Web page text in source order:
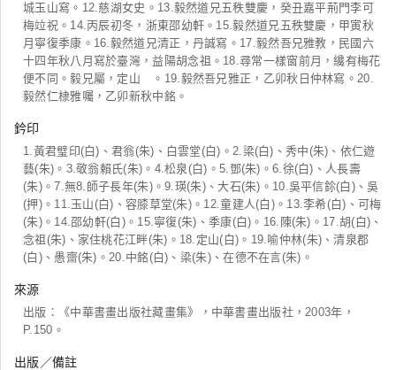
城玉山寫。12.慈湖女史。13.毅然道兄五秩雙慶，癸丑嘉平荊門李可
梅竝祝。14.丙辰初冬，浙東邵幼軒。15.毅然道兄五秩雙慶，甲寅秋
月寧復季康。16.毅然道兄清正，丹誠寫。17.毅然吾兄雅教，民國六
十四年秋八月寫於臺灣，益陽胡念祖。18.尋常一樣窗前月，纔有梅花
便不同。毅兄屬，定山 。19.毅然吾兄雅正，乙卯秋日仲林寫。20.
毅然仁棣雅囑，乙卯新秋中銘。
鈐印
1.黃君璧印(白)、君翁(朱)、白雲堂(白)。2.梁(白)、秀中(朱)、依仁遊
藝(朱)。3.敬翁賴氏(朱)。4.松泉(白)。5.鄧(朱)。6.徐(白)、人長壽
(朱)。7.無8.師子長年(朱)。9.瑛(朱)、大石(朱)。10.吳平信鉩(白)、吳
(押)。11.玉山(白)、容膝草堂(朱)。12.童建人(白)。13.李希(白)、可梅
(朱)。14.邵幼軒(白)。15.寧復(朱)、季康(白)。16.陳(朱)。17.胡(白)、
念祖(朱)、家住桃花江畔(朱)。18.定山(白)。19.喻仲林(朱)、清泉郡
(白)、愚齋(朱)。20.中銘(白)、梁(朱)、在德不在言(朱)。
來源
出版：《中華書畫出版社藏畫集》，中華書畫出版社，2003年，
P.150。
出版／備註